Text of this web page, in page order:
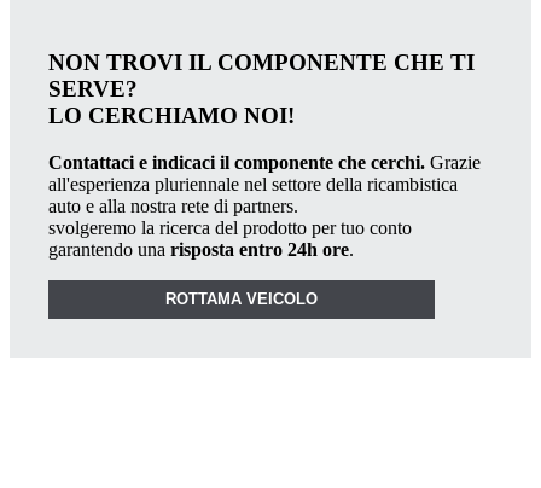
NON TROVI IL COMPONENTE CHE TI
SERVE?
LO CERCHIAMO NOI!
Contattaci e indicaci il componente che cerchi. Grazie
all'esperienza pluriennale nel settore della ricambistica
auto e alla nostra rete di partners.
svolgeremo la ricerca del prodotto per tuo conto
garantendo una risposta entro 24h ore.
ROTTAMA VEICOLO